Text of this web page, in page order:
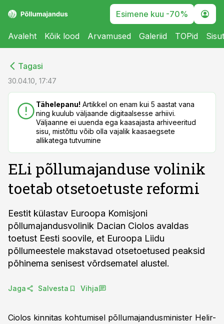
Esimene kuu -70%
Avaleht Kõik lood Arvamused Galeriid TOPid
Tagasi
30.04.10, 17:47
Tähelepanu! Artikkel on enam kui 5 aastat vana
ning kuulub väljaande digitaalsesse arhiivi.
Väljaanne ei uuenda ega kaasajasta arhiveeritud
sisu, mistõttu võib olla vajalik kaasaegsete
allikatega tutvumine
ELi põllumajanduse volinik
toetab otsetoetuste reformi
Eestit külastav Euroopa Komisjoni
põllumajandusvolinik Dacian Ciolos avaldas
toetust Eesti soovile, et Euroopa Liidu
põllumeestele makstavad otsetoetused peaksid
põhinema senisest võrdsematel alustel.
Jaga Salvesta Vihja
Ciolos kinnitas kohtumisel põllumajandusminister Helir-